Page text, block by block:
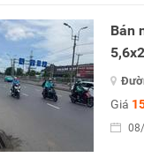
Bán
Giá